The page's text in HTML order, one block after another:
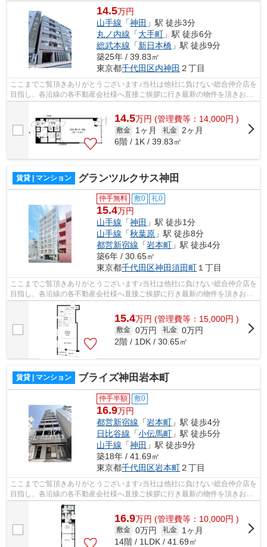
14.5万円
山手線 「神田 」駅 徒歩3分
丸ノ内線 「大手町 」駅 徒歩6分
総武本線 「新日本橋 」駅 徒歩9分
築25年 / 39.83㎡
東京都千代田区内神田 ２丁目
ここまでご覧頂きありがとうございます♪当社は他社に負けない総合仲介店を
目指し、各沿線の各不動産会社様へ直接ご挨拶に行き最新の物件を頂きお客
様へ提供しております！最新の情報は...
14.5万円 (管理費等：14,000円 )
敷金 1ヶ月 礼金 2ヶ月
6階 / 1K / 39.83㎡
賃貸 | マンション グランツルクサス神田
仲手無料 敷0 礼0
15.4万円
山手線 「神田 」駅 徒歩1分
山手線 「秋葉原 」駅 徒歩8分
都営新宿線 「岩本町 」駅 徒歩4分
築6年 / 30.65㎡
東京都千代田区神田須田町１丁目
ここまでご覧頂きありがとうございます♪当社は他社に負けない総合仲介店を
目指し、各沿線の各不動産会社様へ直接ご挨拶に行き最新の物件を頂きお客
様へ提供しております！最新の情報は...
15.4万円 (管理費等：15,000円 )
敷金 0万円 礼金 0万円
2階 / 1DK / 30.65㎡
賃貸 | マンション ブライズ神田岩本町
仲手半額 敷0
16.9万円
都営新宿線 「岩本町 」駅 徒歩4分
日比谷線 「小伝馬町 」駅 徒歩5分
山手線 「神田 」駅 徒歩9分
築18年 / 41.69㎡
東京都千代田区岩本町２丁目
ここまでご覧頂きありがとうございます♪当社は他社に負けない総合仲介店を
目指し、各沿線の各不動産会社様へ直接ご挨拶に行き最新の物件を頂きお客
様へ提供しております！最新の情報は...
16.9万円 (管理費等：10,000円 )
敷金 0万円 礼金
1ヶ月
14階 / 1LDK / 41.69㎡